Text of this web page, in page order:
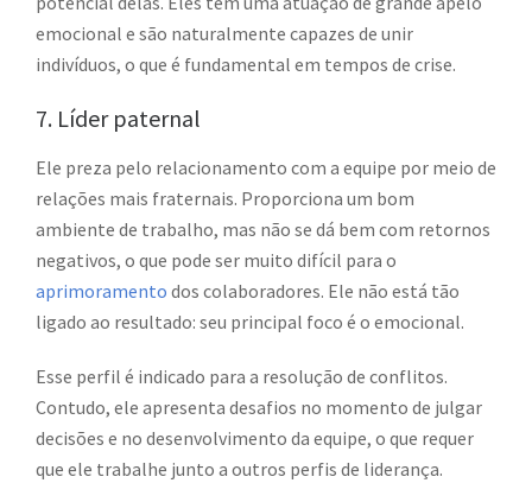
emocional e são naturalmente capazes de unir
indivíduos, o que é fundamental em tempos de crise.
7. Líder paternal
Ele preza pelo relacionamento com a equipe por meio de
relações mais fraternais. Proporciona um bom
ambiente de trabalho, mas não se dá bem com retornos
negativos, o que pode ser muito difícil para o
aprimoramento dos colaboradores. Ele não está tão
ligado ao resultado: seu principal foco é o emocional.
Esse perfil é indicado para a resolução de conflitos.
Contudo, ele apresenta desafios no momento de julgar
decisões e no desenvolvimento da equipe, o que requer
que ele trabalhe junto a outros perfis de liderança.